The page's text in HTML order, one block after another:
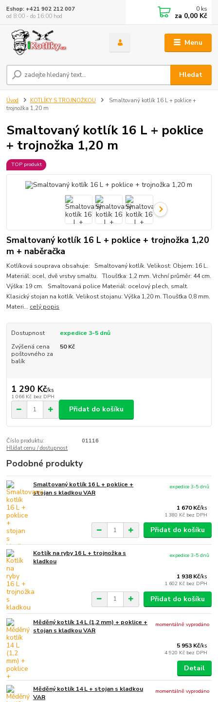
Menu
Hledat
Eshop: +421 902 212 007
od 8:00 - do 16:00 hod
0 ks
za 0,00 Kč
Úvod KOTLÍKY S TROJNOŽKOU
Smaltovaný kotlík 16 L + poklice +
trojnožka 1,20 m
Smaltovaný kotlík 16 L + poklice
+ trojnožka 1,20 m
TOP produkt
Smaltovaný kotlík 16 L + poklice + trojnožka 1,20
m + naběračka
Kotlíková souprava obsahuje: Smaltovaný kotlík. Velikost: Objem: 16 L.
Materiál: ocel, dvě vrstvy smaltu. Tloušťka: 1,2 mm. Vrchní průměr: 44 cm.
Výška: 19 cm. Smaltovaná police Materiál: ocelový plech, smalt.
Klasický stojan na kotlík. Velikost stojanu: Výška 1,20 m. Tloušťka 0,8 mm.
Materi... celý popis
Dostupnost
expedice 3-5 dnů
Zvýšená cena
poštovného za
balík
50 Kč
1 290 Kč/ks
1 066 Kč bez DPH
Přidat do košíku
Číslo produktu:
01116
Hlídat cenu / dostupnost
Podobné produkty
Smaltovaný kotlík 16 L + poklice +
stojan s kladkou VAR
1 670 Kč/ks
1 380 Kč bez DPH
expedice 3-5 dnů
Přidat do košíku
Kotlík na ryby 16 L + trojnožka s
kladkou
1 938 Kč/ks
1 602 Kč bez DPH
expedice 3-5 dnů
Přidat do košíku
Měděný kotlík 14 L (1,2 mm) + poklice +
stojan s kladkou VAR
5 953 Kč/ks
4 920 Kč bez DPH
momentálně vyprodáno
Detail
Měděný kotlík 14 L + stojan s kladkou
VAR
momentálně vyprodáno